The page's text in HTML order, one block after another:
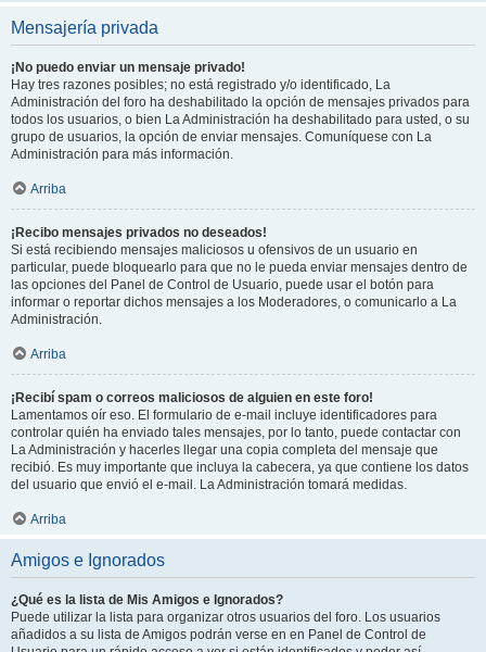
Mensajería privada
¡No puedo enviar un mensaje privado!
Hay tres razones posibles; no está registrado y/o identificado, La
Administración del foro ha deshabilitado la opción de mensajes privados para
todos los usuarios, o bien La Administración ha deshabilitado para usted, o su
grupo de usuarios, la opción de enviar mensajes. Comuníquese con La
Administración para más información.
Arriba
¡Recibo mensajes privados no deseados!
Si está recibiendo mensajes maliciosos u ofensivos de un usuario en
particular, puede bloquearlo para que no le pueda enviar mensajes dentro de
las opciones del Panel de Control de Usuario, puede usar el botón para
informar o reportar dichos mensajes a los Moderadores, o comunicarlo a La
Administración.
Arriba
¡Recibí spam o correos maliciosos de alguien en este foro!
Lamentamos oír eso. El formulario de e-mail incluye identificadores para
controlar quién ha enviado tales mensajes, por lo tanto, puede contactar con
La Administración y hacerles llegar una copia completa del mensaje que
recibió. Es muy importante que incluya la cabecera, ya que contiene los datos
del usuario que envió el e-mail. La Administración tomará medidas.
Arriba
Amigos e Ignorados
¿Qué es la lista de Mis Amigos e Ignorados?
Puede utilizar la lista para organizar otros usuarios del foro. Los usuarios
añadidos a su lista de Amigos podrán verse en en Panel de Control de